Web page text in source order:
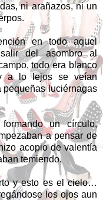
ni arañazos, ni un
en todo aquel
del asombro al
todo era blanco
a lo lejos se veían
pequeñas luciérnagas
un círculo,
a pensar de
acopio de valentía
temiendo.
y esto es el cielo…
los ojos aun